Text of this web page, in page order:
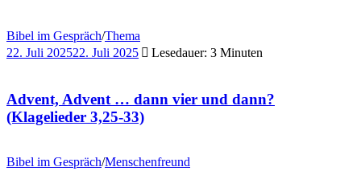
Bibel im Gespräch/Thema
22. Juli 202522. Juli 2025 Lesedauer: 3 Minuten
Advent, Advent … dann vier und dann?
(Klagelieder 3,25-33)
Bibel im Gespräch/Menschenfreund